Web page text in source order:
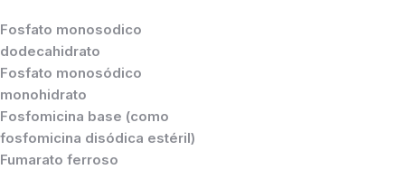
Fosfato monosodico
dodecahidrato
Fosfato monosódico
monohidrato
Fosfomicina base (como
fosfomicina disódica estéril)
Fumarato ferroso